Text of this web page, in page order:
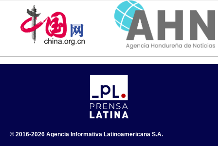
© 2016-2026 Agencia Informativa Latinoamericana S.A.